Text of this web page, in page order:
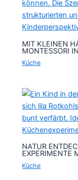
MIT KLEINEN
ONTESSORI IN
Küche
NATUR
EXPERIMENTE
Küche